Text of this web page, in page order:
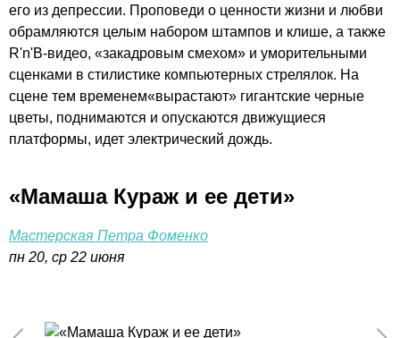
его из депрессии. Проповеди о ценности жизни и любви
обрамляются целым набором штампов и клише, а также
R'n'B-видео, «закадровым смехом» и уморительными
сценками в стилистике компьютерных стрелялок. На
сцене тем временем«вырастают» гигантские черные
цветы, поднимаются и опускаются движущиеся
платформы, идет электрический дождь.
«Мамаша Кураж и ее дети»
Мастерская Петра Фоменко
пн 20, ср 22 июня